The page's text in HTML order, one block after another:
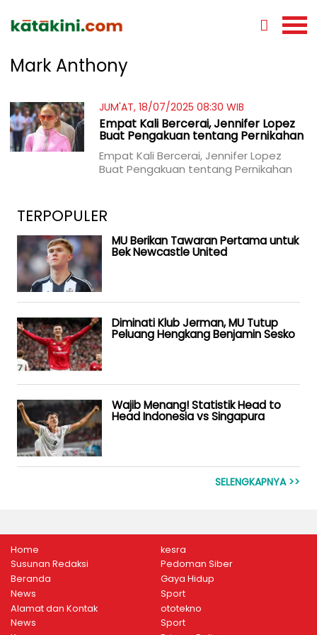
Mark Anthony
JUM'AT, 18/07/2025 08:30 WIB
Empat Kali Bercerai, Jennifer Lopez
Buat Pengakuan tentang Pernikahan
Empat Kali Bercerai, Jennifer Lopez
Buat Pengakuan tentang Pernikahan
TERPOPULER
MU Berikan Tawaran Pertama untuk
Bek Newcastle United
Diminati Klub Jerman, MU Tutup
Peluang Hengkang Benjamin Sesko
Wajib Menang! Statistik Head to
Head Indonesia vs Singapura
SELENGKAPNYA >>
Home
Susunan Redaksi
Beranda
News
Alamat dan Kontak
News
kesra
Pedoman Siber
Gaya Hidup
Sport
ototekno
Sport